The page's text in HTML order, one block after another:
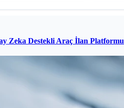
Zeka Destekli Araç İlan Platformu